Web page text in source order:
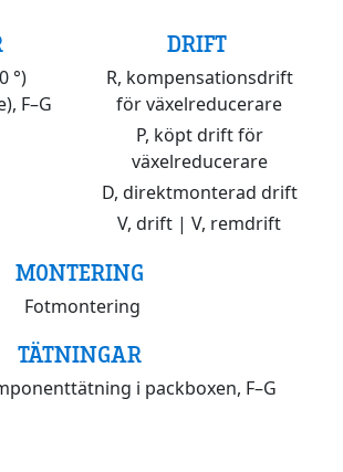
°)
F–G
DRIFT
R, kompensationsdrift
för växelreducerare
P, köpt drift för
växelreducerare
D, direktmonterad drift
V, drift | V, remdrift
MONTERING
Fotmontering
TÄTNINGAR
i packboxen, F–G